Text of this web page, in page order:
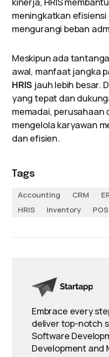
meningkatkan
mengurangi beban
Meskipun ada
awal, manfaat jangka
HRIS jauh lebih besar.
yang tepat dan
memadai, perusahaan
mengelola karyawan
dan efisien.
Tags
Accounting
CRM
HRIS
Inventory POS
Embrace every
deliver top-notch
Software
Development and